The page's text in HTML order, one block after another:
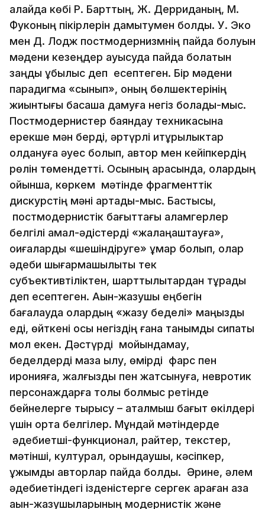
алайда көбі Р. Барттың, Ж. Дерриданың, М.
Фуконың пікірлерін дамытумен болды. У. Эко
мен Д. Лодж постмодернизмнің пайда болуын
мәдени кезеңдер ауысуда пайда болатын
заңды құбылыс деп есептеген. Бір мәдени
парадигма «сынып», оның бөлшектерінің
жиынтығы басқаша дамуға негіз болады-мыс.
Постмодернистер баяндау техникасына
ерекше мән берді, әртүрлі қитұрқылыктар
қолдануға әуес болып, автор мен кейіпкердің
рөлін төмендетті. Осының арқасында, олардың
ойынша, көркем мәтінде фрагменттік
дискурстің мәні артады-мыс. Бастысы,
постмодернистік бағыттағы қаламгерлер
белгілі амал-әдістерді «жалаңаштауға»,
оқиғаларды «шешіндіруге» құмар болып, олар
әдеби шығармашылықты тек
субъективтіліктен, шарттылықтардан тұрады
деп есептеген. Ақын-жазушы еңбегін
бағалауда олардың «жазу беделі» маңызды
еді, өйткені осы негіздің ғана танымдық сипаты
мол екен. Дәстүрді мойындамау,
беделдерді мазақ қылу, өмірді фарс пен
иронияға, жалғыздық пен жатсынуға, невротик
персонаждарға толы болмыс ретінде
бейнелерге тырысу – аталмыш бағыт өкілдері
үшін ортақ белгілер. Мұндай мәтіндерде
әдебиетші-функционал, райтер, текстер,
мәтінші, културал, орындаушы, кәсіпкер,
ұжымдық авторлар пайда болды. Әрине, әлем
әдебиетіндегі ізденістерге сергек қараған қазақ
ақын-жазушыларының модернистік және